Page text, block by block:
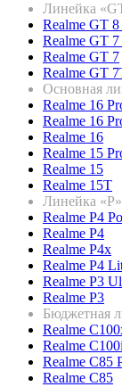
Линейка
Realme GT 8
Realme GT 7
Realme GT 7
Realme GT
Основная
Realme 16
Realme 16
Realme 16
Realme 15
Realme 15
Realme 15T
Линейка «P»
Realme P4
Realme P4
Realme P4x
Realme P4
Realme P3
Realme P3
Бюджетная
Realme
Realme C100i
Realme C85
Realme C85